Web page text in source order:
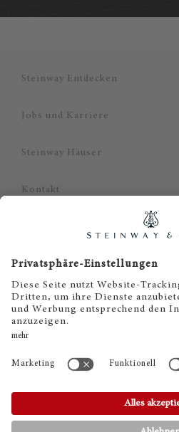
Steinway Entdecken
Jobs und Karriere
Steinway Häuser
Kontakt
Impressum
Haftungsausschluss
Cookie Zustimmung